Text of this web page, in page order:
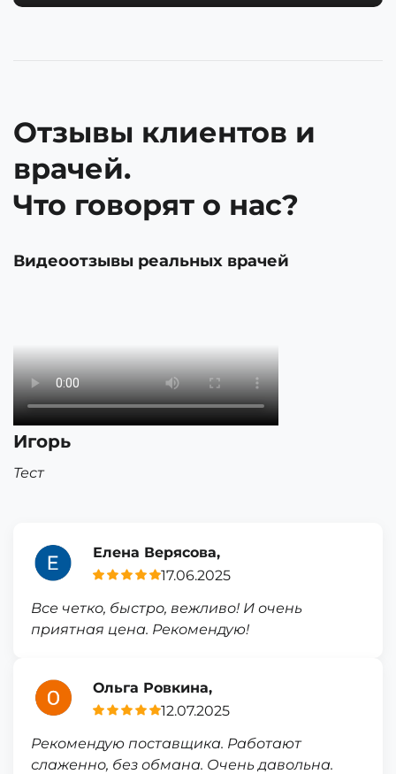
Отзывы клиентов и
врачей.
Что говорят о нас?
Видеоотзывы реальных врачей
Игорь
Тест
Елена Верясова,
17.06.2025
Все четко, быстро, вежливо! И очень
приятная цена. Рекомендую!
Ольга Ровкина,
12.07.2025
Рекомендую поставщика. Работают
слаженно, без обмана. Очень давольна.